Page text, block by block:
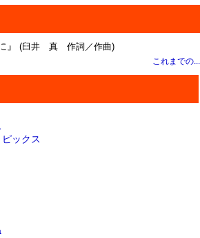
(臼井 真 作詞／作曲)
これまでの...
ックス